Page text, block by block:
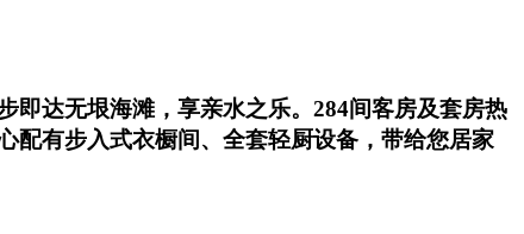
即达无垠海滩，享亲水之乐。284间客房及套房热
配有步入式衣橱间、全套轻厨设备，带给您居家